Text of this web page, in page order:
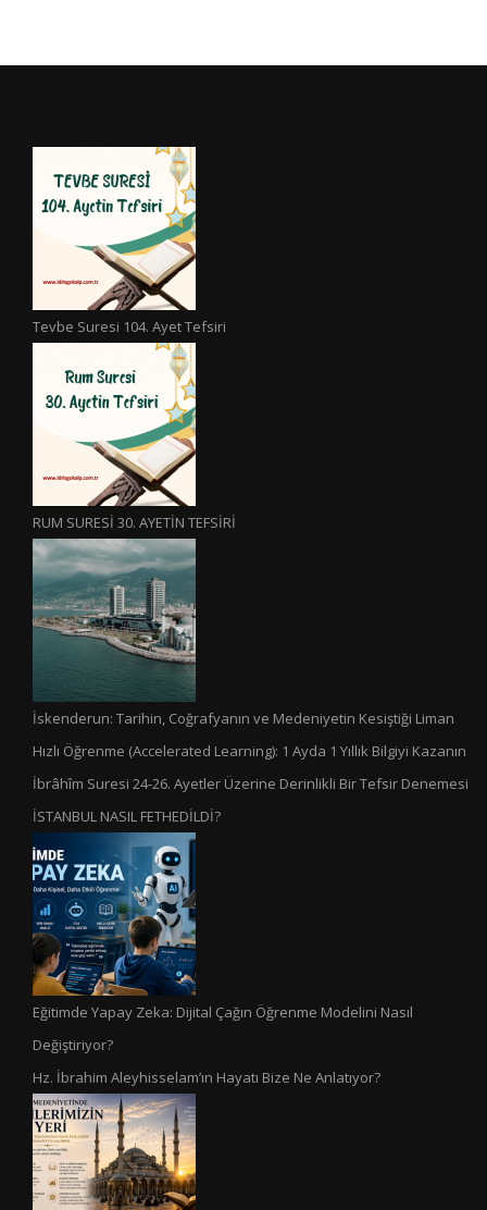
Tevbe Suresi 104. Ayet Tefsiri
RUM SURESİ 30. AYETİN TEFSİRİ
İskenderun: Tarihin, Coğrafyanın ve Medeniyetin Kesiştiği Liman
Hızlı Öğrenme (Accelerated Learning): 1 Ayda 1 Yıllık Bilgiyi Kazanın
İbrâhîm Suresi 24-26. Ayetler Üzerine Derinlikli Bir Tefsir Denemesi
İSTANBUL NASIL FETHEDİLDİ?
Eğitimde Yapay Zeka: Dijital Çağın Öğrenme Modelini Nasıl
Değiştiriyor?
Hz. İbrahim Aleyhisselam’ın Hayatı Bize Ne Anlatıyor?